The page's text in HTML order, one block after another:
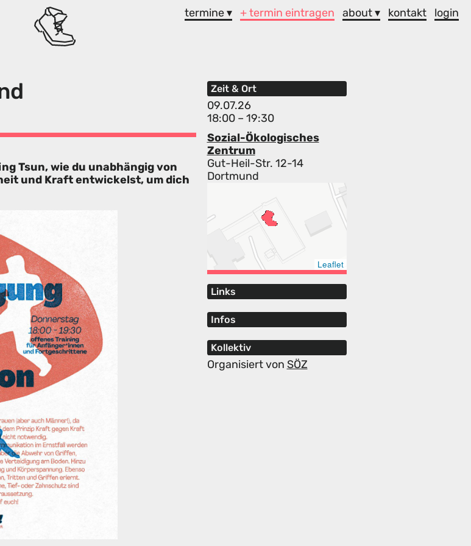
termine ▾ + termin eintragen about ▾ kontakt login
Zeit & Ort
09.07.26
18:00 – 19:30
Sozial-Ökologisches
Zentrum
Gut-Heil-Str. 12-14
Dortmund
Leaflet
Links
Infos
Kollektiv
Organisiert von SÖZ
Tsun, wie du unabhängig von
und Kraft entwickelst, um dich